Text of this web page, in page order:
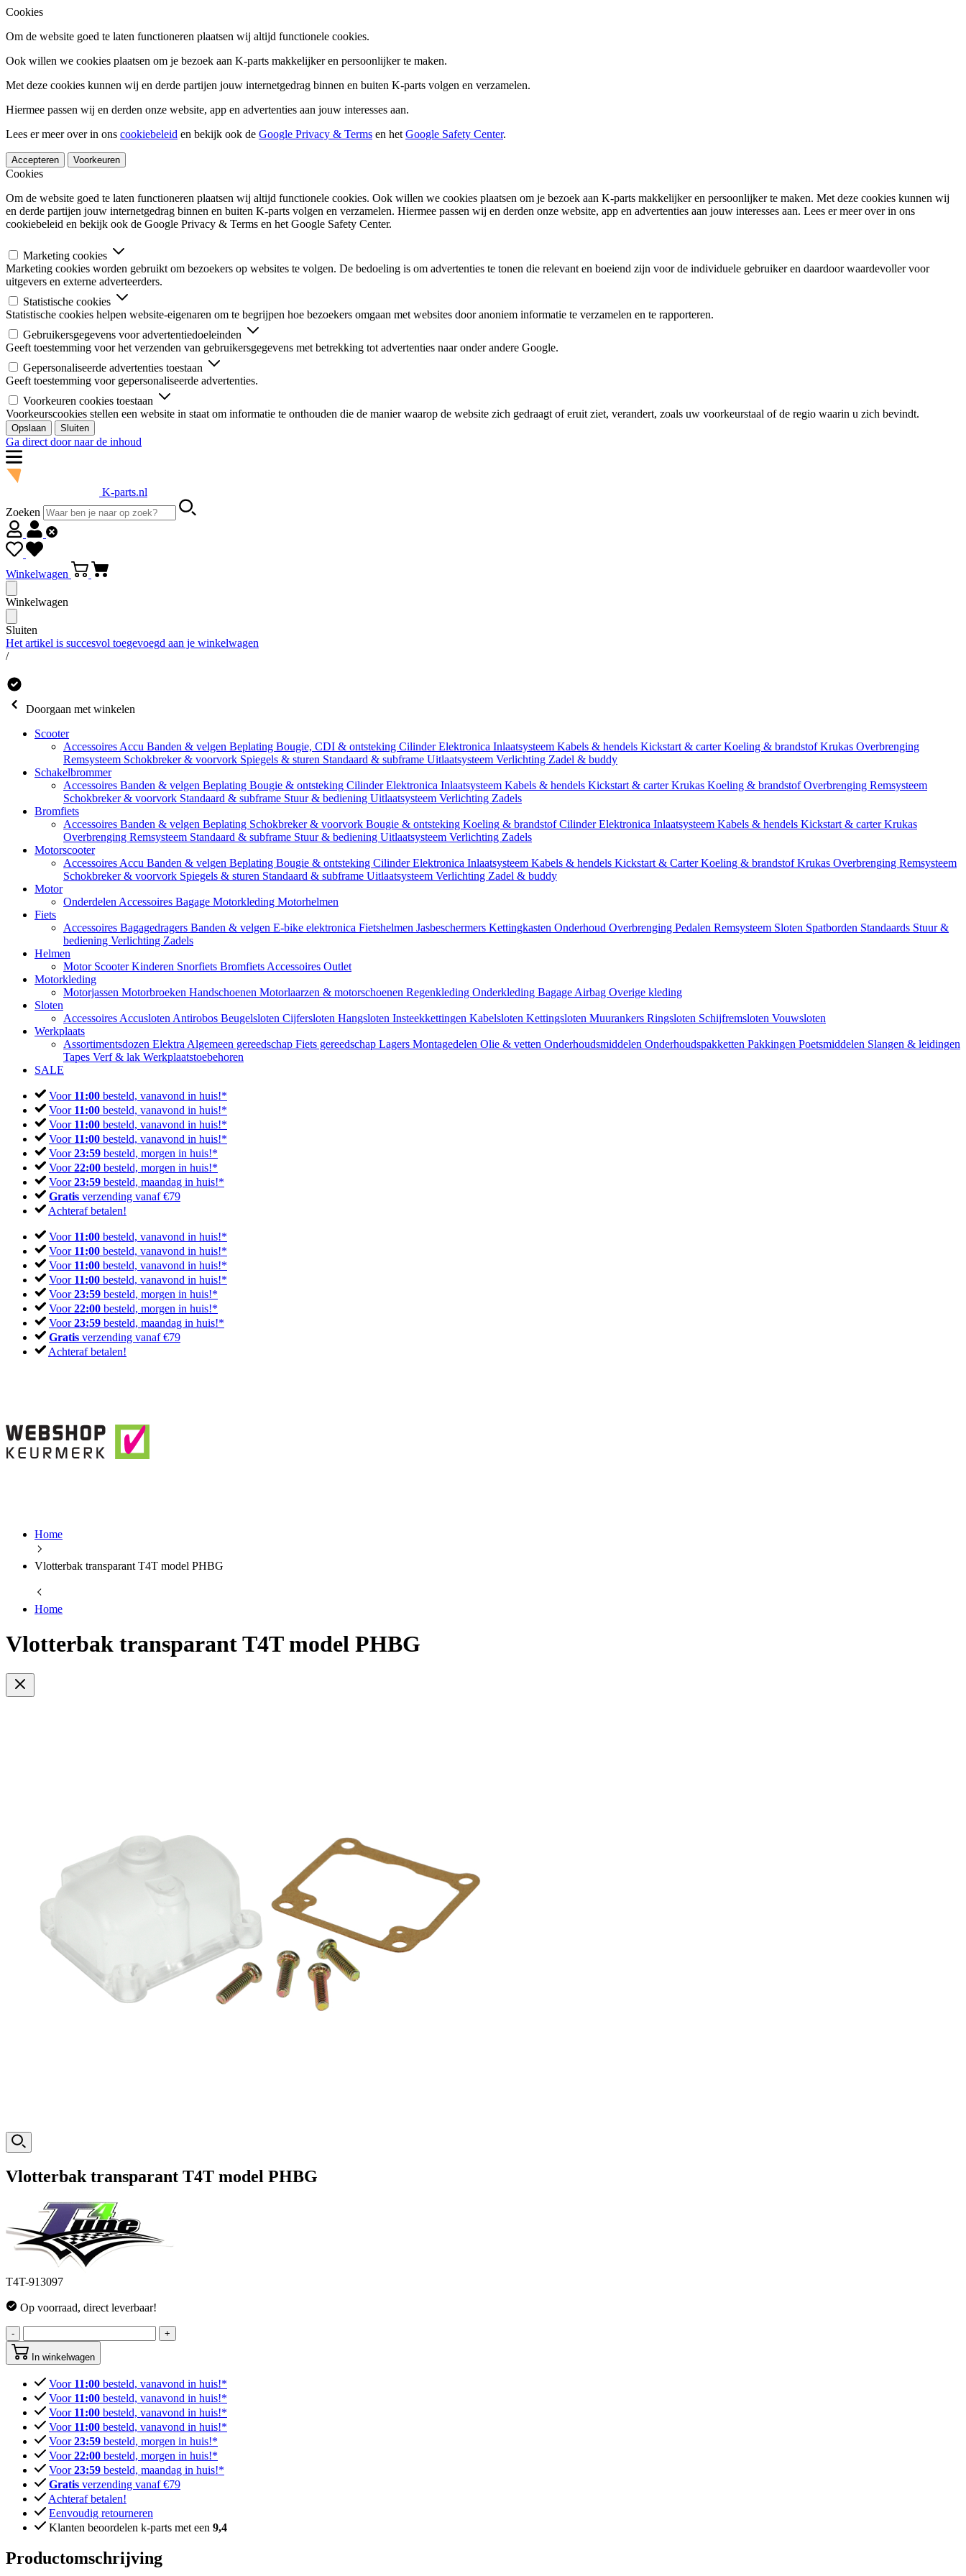
Cookies
Om de website goed te laten functioneren plaatsen wij altijd functionele cookies.
Ook willen we cookies plaatsen om je bezoek aan K-parts makkelijker en persoonlijker te maken.
Met deze cookies kunnen wij en derde partijen jouw internetgedrag binnen en buiten K-parts volgen en verzamelen.
Hiermee passen wij en derden onze website, app en advertenties aan jouw interesses aan.
Lees er meer over in ons cookiebeleid en bekijk ook de Google Privacy & Terms en het Google Safety Center.
Accepteren Voorkeuren
Cookies
Om de website goed te laten functioneren plaatsen wij altijd functionele cookies. Ook willen we cookies plaatsen om je bezoek aan K-parts makkelijker en persoonlijker te maken. Met deze cookies kunnen wij
en derde partijen jouw internetgedrag binnen en buiten K-parts volgen en verzamelen. Hiermee passen wij en derden onze website, app en advertenties aan jouw interesses aan. Lees er meer over in ons
cookiebeleid en bekijk ook de Google Privacy & Terms en het Google Safety Center.
Marketing cookies
Marketing cookies worden gebruikt om bezoekers op websites te volgen. De bedoeling is om advertenties te tonen die relevant en boeiend zijn voor de individuele gebruiker en daardoor waardevoller voor
uitgevers en externe adverteerders.
Statistische cookies
Statistische cookies helpen website-eigenaren om te begrijpen hoe bezoekers omgaan met websites door anoniem informatie te verzamelen en te rapporteren.
Gebruikersgegevens voor advertentiedoeleinden
Geeft toestemming voor het verzenden van gebruikersgegevens met betrekking tot advertenties naar onder andere Google.
Gepersonaliseerde advertenties toestaan
Geeft toestemming voor gepersonaliseerde advertenties.
Voorkeuren cookies toestaan
Voorkeurscookies stellen een website in staat om informatie te onthouden die de manier waarop de website zich gedraagt of eruit ziet, verandert, zoals uw voorkeurstaal of de regio waarin u zich bevindt.
Opslaan Sluiten
Ga direct door naar de inhoud
K-parts.nl
Zoeken
Winkelwagen
Winkelwagen
Sluiten
Het artikel is succesvol toegevoegd aan je winkelwagen
/
Doorgaan met winkelen
Scooter
Accessoires Accu Banden & velgen Beplating Bougie, CDI & ontsteking CilinderElektronica Inlaatsysteem Kabels & hendels Kickstart & carterKoeling & brandstofKrukas Overbrenging
Remsysteem Schokbreker & voorvork Spiegels & sturen Standaard & subframe Uitlaatsysteem Verlichting Zadel & buddy
Schakelbrommer
Accessoires Banden & velgen Beplating Bougie & ontsteking CilinderElektronica Inlaatsysteem Kabels & hendels Kickstart & carterKrukas Koeling & brandstofOverbrenging Remsysteem
Schokbreker & voorvork Standaard & subframe Stuur & bediening Uitlaatsysteem Verlichting Zadels
Bromfiets
Accessoires Banden & velgen Beplating Schokbreker & voorvork Bougie & ontsteking Koeling & brandstofCilinderElektronica Inlaatsysteem Kabels & hendels Kickstart & carterKrukas
Overbrenging Remsysteem Standaard & subframe Stuur & bediening Uitlaatsysteem Verlichting Zadels
Motorscooter
Accessoires Accu Banden & velgen Beplating Bougie & ontsteking CilinderElektronica Inlaatsysteem Kabels & hendels Kickstart & CarterKoeling & brandstofKrukas Overbrenging Remsysteem
Schokbreker & voorvork Spiegels & sturen Standaard & subframe Uitlaatsysteem Verlichting Zadel & buddy
Motor
Onderdelen Accessoires Bagage Motorkleding Motorhelmen
Fiets
Accessoires Bagagedragers Banden & velgen E-bike elektronica Fietshelmen Jasbeschermers Kettingkasten Onderhoud Overbrenging Pedalen Remsysteem Sloten Spatborden Standaards Stuur &
bediening Verlichting Zadels
Helmen
Motor ScooterKinderen Snorfiets Bromfiets Accessoires Outlet
Motorkleding
Motorjassen Motorbroeken Handschoenen Motorlaarzen & motorschoenen Regenkleding Onderkleding Bagage Airbag Overige kleding
Sloten
Accessoires Accusloten Antirobos Beugelsloten Cijfersloten Hangsloten Insteekkettingen Kabelsloten Kettingsloten Muurankers Ringsloten Schijfremsloten Vouwsloten
Werkplaats
Assortimentsdozen Elektra Algemeen gereedschap Fiets gereedschap Lagers Montagedelen Olie & vetten Onderhoudsmiddelen Onderhoudspakketten Pakkingen Poetsmiddelen Slangen & leidingen
Tapes Verf & lak Werkplaatstoebehoren
SALE
Voor 11:00 besteld, vanavond in huis!*
Voor 11:00 besteld, vanavond in huis!*
Voor 11:00 besteld, vanavond in huis!*
Voor 11:00 besteld, vanavond in huis!*
Voor23:59 besteld, morgen in huis!*
Voor22:00 besteld, morgen in huis!*
Voor23:59 besteld, maandag in huis!*
Gratis verzending vanaf €79
Achteraf betalen!
Voor 11:00 besteld, vanavond in huis!*
Voor 11:00 besteld, vanavond in huis!*
Voor 11:00 besteld, vanavond in huis!*
Voor 11:00 besteld, vanavond in huis!*
Voor23:59 besteld, morgen in huis!*
Voor22:00 besteld, morgen in huis!*
Voor23:59 besteld, maandag in huis!*
Gratis verzending vanaf €79
Achteraf betalen!
Home
Vlotterbak transparant T4T model PHBG
Home
Vlotterbak transparant T4T model PHBG
Vlotterbak transparant T4T model PHBG
T4T-913097
Op voorraad, direct leverbaar!
- +
In winkelwagen
Voor 11:00 besteld, vanavond in huis!*
Voor 11:00 besteld, vanavond in huis!*
Voor 11:00 besteld, vanavond in huis!*
Voor 11:00 besteld, vanavond in huis!*
Voor23:59 besteld, morgen in huis!*
Voor22:00 besteld, morgen in huis!*
Voor23:59 besteld, maandag in huis!*
Gratis verzending vanaf €79
Achteraf betalen!
Eenvoudig retourneren
Klanten beoordelen k-parts met een 9,4
Productomschrijving